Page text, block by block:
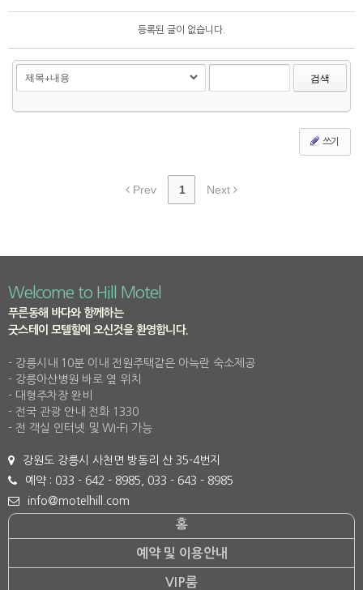
등록된 글이 없습니다.
검색
쓰기
Prev 1 Next
Welcome to Hill Motel
푸른동해 바다와 함께하는
굿스테이 모텔힐에 오신것을 환영합니다.
- 강릉시내 10분 이내 전원주택같은 아늑란 숙소제공
- 강릉아산병원 바로 옆 위치
- 대형주차장 완비
- 전국 관광 안내 전화 1330
- 전 객실 인터넷 및 WI-FI 가능
강원도 강릉시 사천면 방동리 산 35-4번지
예약 : 033 - 642 - 8985, 033 - 643 - 8985
info@motelhill.com
홈
예약 및 이용안내
VIP룸